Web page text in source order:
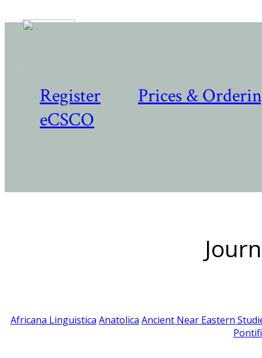
Register
Prices &
eCSCO
Africana Linguistica Anatolica Ancient Near Eastern